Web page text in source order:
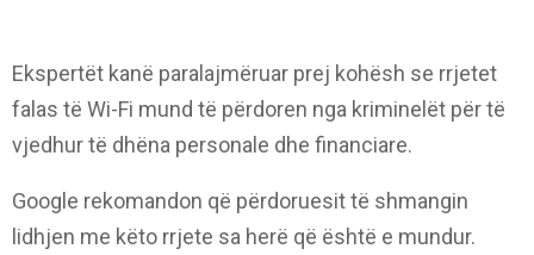
Ekspertët kanë paralajmëruar prej kohësh se rrjetet
falas të Wi-Fi mund të përdoren nga kriminelët për të
vjedhur të dhëna personale dhe financiare.
Google rekomandon që përdoruesit të shmangin
lidhjen me këto rrjete sa herë që është e mundur.